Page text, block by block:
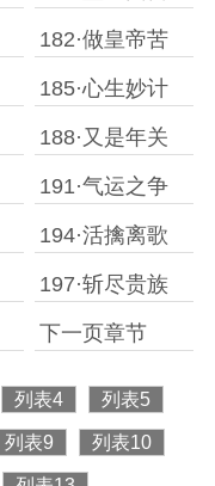
182·做皇帝苦
185·心生妙计
188·又是年关
191·气运之争
194·活擒离歌
197·斩尽贵族
下一页章节
列表4 列表5
列表9 列表10